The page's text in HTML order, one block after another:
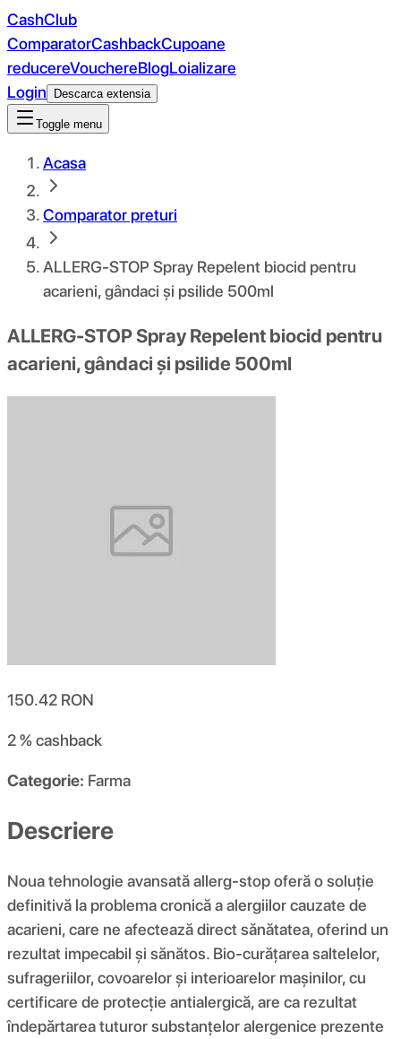
CashClub
ComparatorCashbackCupoane
reducereVouchereBlogLoializare
Login
Descarca extensia
Toggle menu
Acasa
Comparator preturi
ALLERG-STOP Spray Repelent biocid pentru
acarieni, gândaci și psilide 500ml
ALLERG-STOP Spray Repelent biocid pentru
acarieni, gândaci și psilide 500ml
150.42 RON
2 %cashback
Categorie: Farma
Descriere
Noua tehnologie avansată allerg-stop oferă o soluție
definitivă la problema cronică a alergiilor cauzate de
acarieni, care ne afectează direct sănătatea, oferind un
rezultat impecabil și sănătos. Bio-curățarea saltelelor,
sufrageriilor, covoarelor și interioarelor mașinilor, cu
certificare de protecție antialergică, are ca rezultat
îndepărtarea tuturor substanțelor alergenice prezente